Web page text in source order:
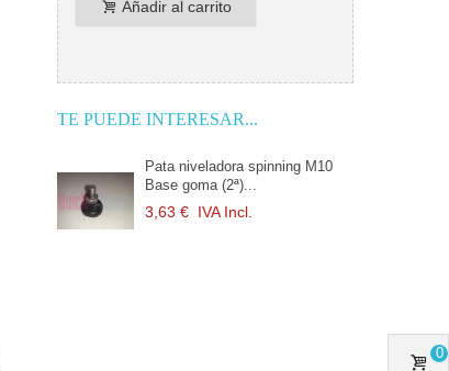
Añadir al carrito
TE PUEDE INTERESAR...
Pata niveladora spinning M10
Base goma (2ª)...
3,63 € IVA Incl.
0